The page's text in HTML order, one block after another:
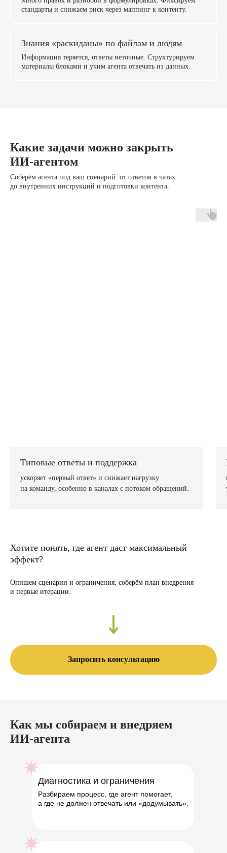
стандарты и снижаем риск через маппинг к контенту.
Знания «раскиданы» по файлам и людям
Информация теряется, ответы неточные. Структурируем
материалы блоками и учим агента отвечать из данных.
Какие задачи можно закрыть
ИИ‑агентом
Соберём агента под ваш сценарий: от ответов в чатах
до внутренних инструкций и подготовки контента.
Типовые ответы и поддержка
ускоряет «первый ответ» и снижает нагрузку
на команду, особенно в каналах с потоком обращений.
Хотите понять, где агент даст максимальный
эффект?
Опишем сценарии и ограничения, соберём план внедрения
и первые итерации.
Запросить консультацию
Как мы собираем и внедряем
ИИ‑агента
Разбираем процесс, где агент помогает,
а где не должен отвечать или «додумывать».
Диагностика и ограничения